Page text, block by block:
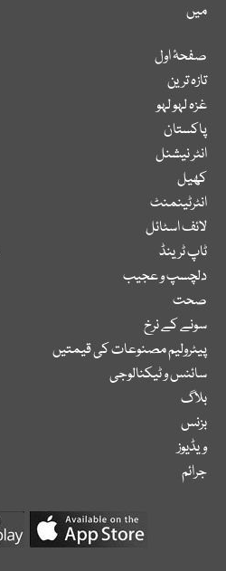
میں
صفحۂ اول
تازہ ترین
غزہ لہو لہو
پاکستان
انٹر نیشنل
کھیل
انٹرٹینمنٹ
لائف اسٹائل
ٹاپ ٹرینڈ
دلچسپ و عجیب
صحت
سونے کے نرخ
پیٹرولیم مصنوعات کی قیمتیں
سائنس و ٹیکنالوجی
بلاگ
بزنس
ویڈیوز
جرائم